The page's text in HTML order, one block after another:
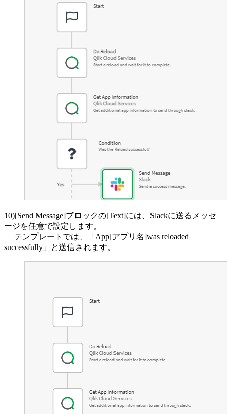
10)[Send Message]ブロックの[Text]には、Slackに送るメッセ
ージを任意で設定します。
テンプレートでは、「App[アプリ名]was reloaded
successfully」と送信されます。